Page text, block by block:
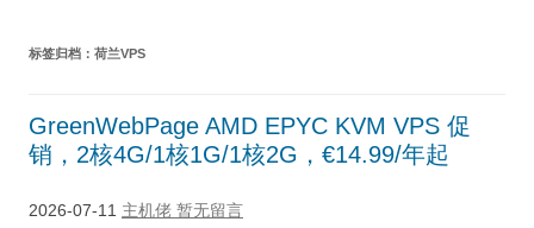
标签归档： 荷兰VPS
GreenWebPage AMD EPYC KVM VPS 促
销，2核4G/1核1G/1核2G，€14.99/年起
2026-07-11 主机佬 暂无留言